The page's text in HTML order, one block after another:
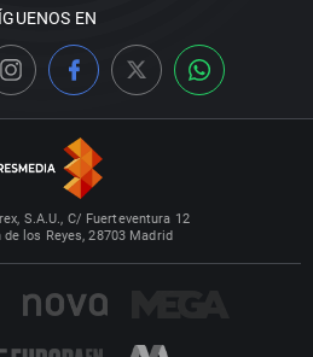
EN
S.A.U., C/ Fuerteventura 12
los Reyes, 28703 Madrid